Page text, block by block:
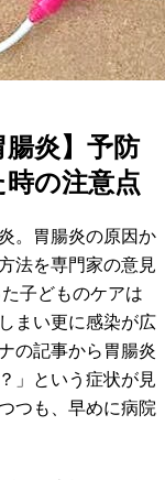
腸炎】予防
の注意点
。胃腸炎の原因か
法を専門家の意見
子どものケアは
まい更に感染が広
の記事から胃腸炎
」という症状が見
つも、早めに病院